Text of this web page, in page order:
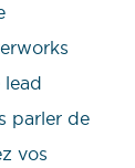
parler de
vos